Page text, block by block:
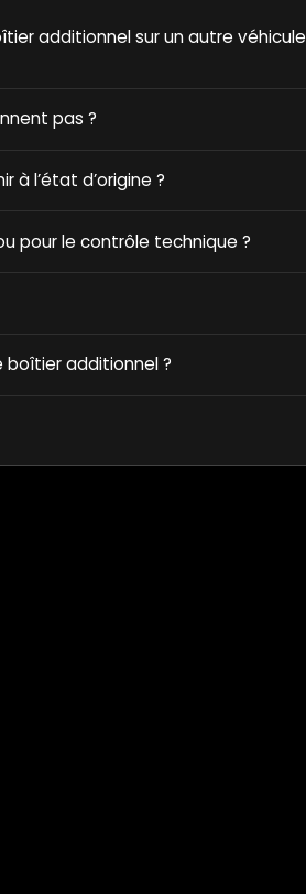
additionnel sur un autre véhicule
pas ?
à l’état d’origine ?
pour le contrôle technique ?
boîtier additionnel ?